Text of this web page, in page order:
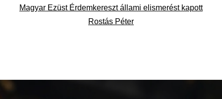
Magyar Ezüst Érdemkereszt állami elismerést kapott
Rostás Péter